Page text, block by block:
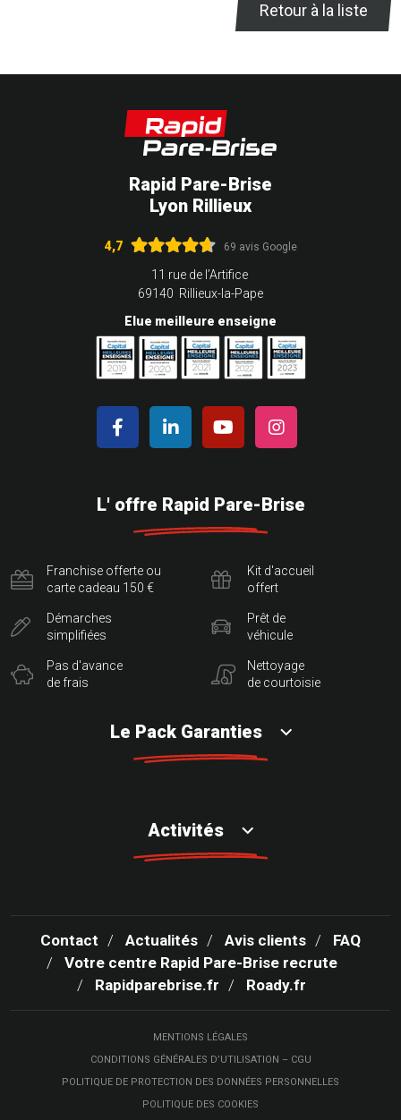
Retour à la liste
Rapid Pare-Brise
Lyon Rillieux
4,7 69 avis Google
11 rue de l’Artifice
69140 Rillieux-la-Pape
Elue meilleure enseigne
L' offre Rapid Pare-Brise
Franchise offerte ou
carte cadeau 150 €
Démarches
simplifiées
Pas d'avance
de frais
Kit d'accueil
offert
Prêt de
véhicule
Nettoyage
de courtoisie
Le Pack Garanties
Activités
Contact Actualités Avis clients
FAQ
Votre centre Rapid Pare-Brise recrute
Rapidparebrise.fr
Roady.fr
MENTIONS LÉGALES
CONDITIONS GÉNÉRALES D’UTILISATION – CGU
POLITIQUE DE PROTECTION DES DONNÉES PERSONNELLES
POLITIQUE DES COOKIES